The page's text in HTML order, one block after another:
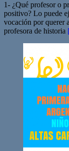
1- ¿Qué profesor o
positivo? Lo puede
vocación por querer
profesora de historia